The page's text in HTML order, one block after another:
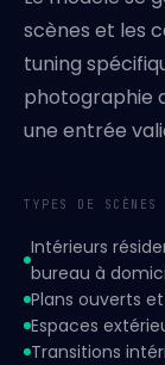
scènes et les
tuning
photographie
une entrée
TYPES DE SCÈNES
Intérieurs
bureau à
Plans ouverts
Espaces
Transitions